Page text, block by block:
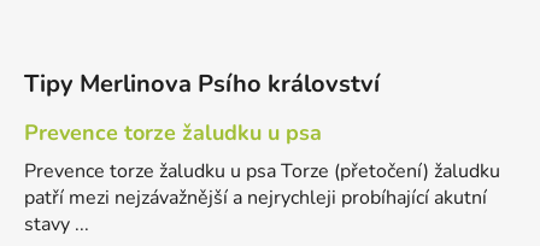
Tipy Merlinova Psího království
Prevence torze žaludku u psa
Prevence torze žaludku u psa Torze (přetočení) žaludku
patří mezi nejzávažnější a nejrychleji probíhající akutní
stavy ...